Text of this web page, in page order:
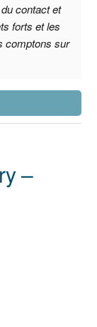
contact et
forts et les
comptons sur
–